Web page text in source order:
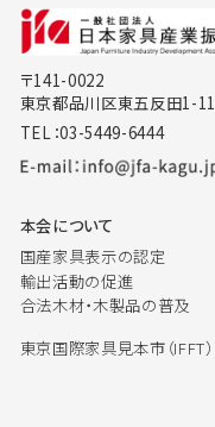
〒141-0022
東京都品川区東五反田1-
TEL：03-5449-6444
本会について
国産家具表示の認定
輸出活動の促進
合法木材・木製品の普及
東京国際家具見本市（IFFT）